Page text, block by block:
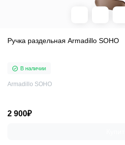
Ручка раздельная Armadillo SOHO
В наличии
Armadillo SOHO
2 900₽